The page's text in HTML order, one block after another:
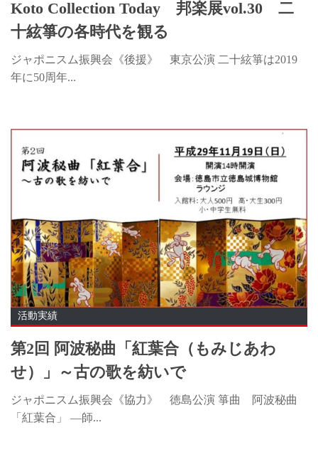
Koto Collection Today 邦楽展vol.30 二
十絃箏の各時代を観る
ジャポニスム振興会《後援》 東京公演 二十絃箏は2019
年に50周年...
活動実績
第2回 阿波秘曲「紅葉合（もみじあわ
せ）」～古の歌を紡いで
ジャポニスム振興会《協力》 徳島公演 箏曲 阿波秘曲
「紅葉合」 ―師...